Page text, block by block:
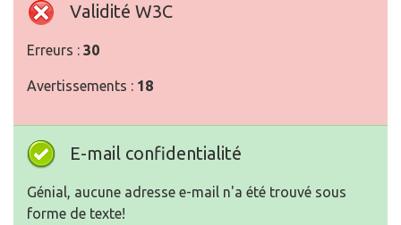
Validité W3C
Erreurs : 30
Avertissements : 18
E-mail confidentialité
Génial, aucune adresse e-mail n'a été trouvé sous
forme de texte!